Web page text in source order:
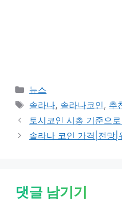
카
테
리
뉴스
태
그
솔라나, 솔라나코인, 추
토시코인 시총 기준으
솔라나 코인 가격|전망|
댓글 남기기